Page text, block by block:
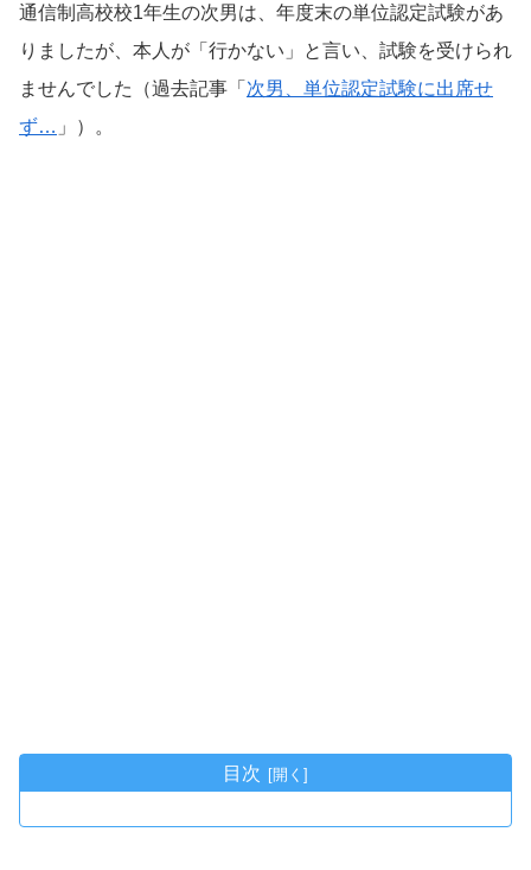
通信制高校校1年生の次男は、年度末の単位認定試験があ
りましたが、本人が「行かない」と言い、試験を受けられ
ませんでした（過去記事「 次男、単位認定試験に出席せ
ず… 」）。
目次